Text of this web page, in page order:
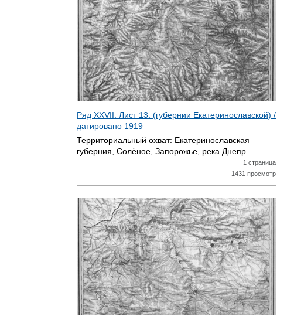
Ряд XXVII. Лист 13. (губернии Екатеринославской) /
датировано 1919
Территориальный охват: Екатеринославская
губерния, Солёное, Запорожье, река Днепр
1 страница
1431 просмотр